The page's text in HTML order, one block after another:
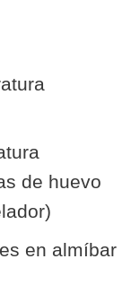
de huevo
en almíbar